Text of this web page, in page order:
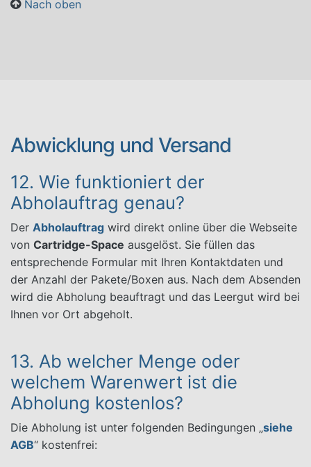
Nach oben
Abwicklung und Versand
12. Wie funktioniert der
Abholauftrag genau?
Der Abholauftrag wird direkt online über die Webseite
von Cartridge-Space ausgelöst. Sie füllen das
entsprechende Formular mit Ihren Kontaktdaten und
der Anzahl der Pakete/Boxen aus. Nach dem Absenden
wird die Abholung beauftragt und das Leergut wird bei
Ihnen vor Ort abgeholt.
13. Ab welcher Menge oder
welchem Warenwert ist die
Abholung kostenlos?
Die Abholung ist unter folgenden Bedingungen „siehe
AGB“ kostenfrei: